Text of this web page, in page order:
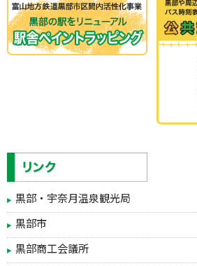
黒部・宇奈月温泉観光局
黒部市
黒部商工会議所